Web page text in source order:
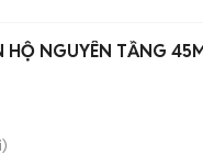
HỘ NGUYÊN TẦNG